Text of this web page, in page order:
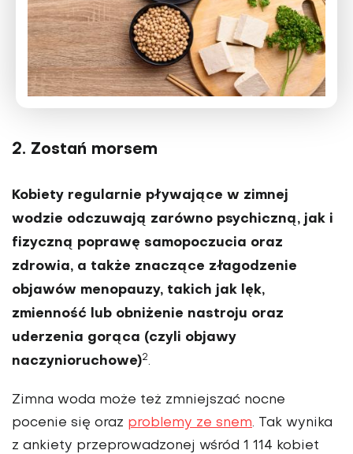
2. Zostań morsem
Kobiety regularnie pływające w zimnej
wodzie odczuwają zarówno psychiczną, jak i
fizyczną poprawę samopoczucia oraz
zdrowia, a także znaczące złagodzenie
objawów menopauzy, takich jak lęk,
zmienność lub obniżenie nastroju oraz
uderzenia gorąca (czyli objawy
naczynioruchowe)2.
Zimna woda może też zmniejszać nocne
pocenie się oraz problemy ze snem. Tak wynika
z ankiety przeprowadzonej wśród 1 114 kobiet